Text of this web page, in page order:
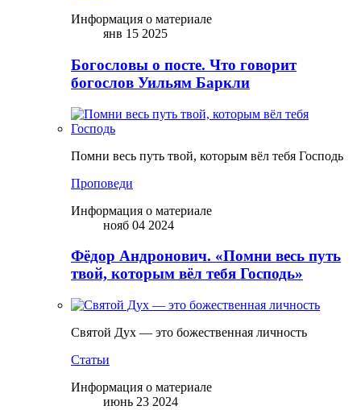
Информация о материале
янв 15 2025
Богословы о посте. Что говорит
богослов Уильям Баркли
Помни весь путь твой, которым вёл тебя Господь
Проповеди
Информация о материале
нояб 04 2024
Фёдор Андронович. «Помни весь путь
твой, которым вёл тебя Господь»
Святой Дух — это божественная личность
Статьи
Информация о материале
июнь 23 2024